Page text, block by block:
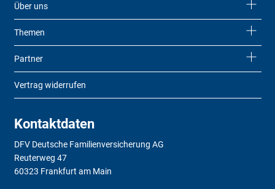
Über uns
Themen
Partner
Vertrag widerrufen
Kontaktdaten
DFV Deutsche Familienversicherung AG
Reuterweg 47
60323 Frankfurt am Main